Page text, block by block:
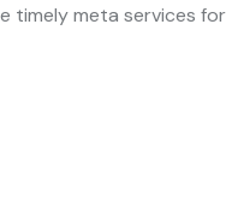
timely meta services